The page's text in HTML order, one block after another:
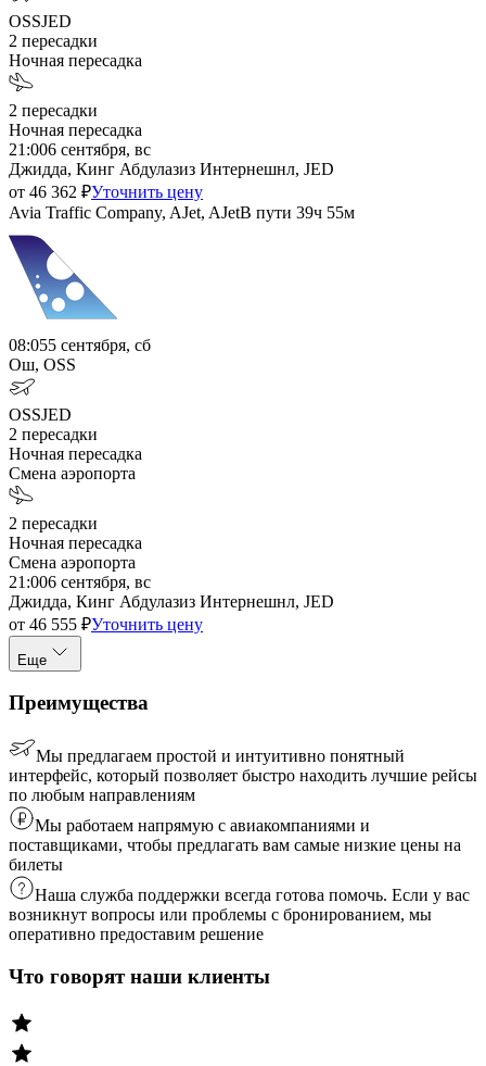
OSSJED
2 пересадки
Ночная пересадка
2 пересадки
Ночная пересадка
21:006 сентября, вс
Джидда, Кинг Абдулазиз Интернешнл, JED
от 46 362 ₽Уточнить цену
Avia Traffic Company, AJet, AJetВ пути 39ч 55м
08:055 сентября, сб
Ош, OSS
OSSJED
2 пересадки
Ночная пересадка
Смена аэропорта
2 пересадки
Ночная пересадка
Смена аэропорта
21:006 сентября, вс
Джидда, Кинг Абдулазиз Интернешнл, JED
от 46 555 ₽Уточнить цену
Еще
Преимущества
Мы предлагаем простой и интуитивно понятный
интерфейс, который позволяет быстро находить лучшие рейсы
по любым направлениям
Мы работаем напрямую с авиакомпаниями и
поставщиками, чтобы предлагать вам самые низкие цены на
билеты
Наша служба поддержки всегда готова помочь. Если у вас
возникнут вопросы или проблемы с бронированием, мы
оперативно предоставим решение
Что говорят наши клиенты